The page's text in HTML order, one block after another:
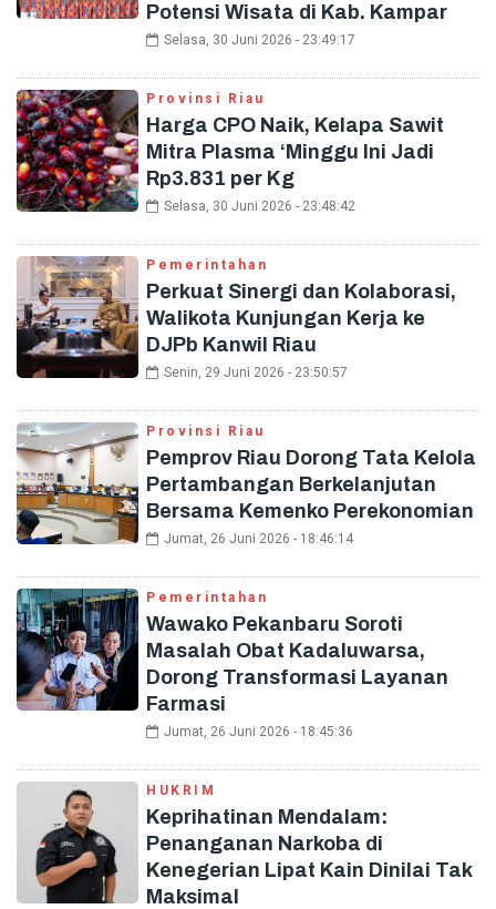
Potensi Wisata di Kab. Kampar
Selasa, 30 Juni 2026 - 23:49:17
Provinsi Riau
Harga CPO Naik, Kelapa Sawit
Mitra Plasma ‘Minggu Ini Jadi
Rp3.831 per Kg
Selasa, 30 Juni 2026 - 23:48:42
Pemerintahan
Perkuat Sinergi dan Kolaborasi,
Walikota Kunjungan Kerja ke
DJPb Kanwil Riau
Senin, 29 Juni 2026 - 23:50:57
Provinsi Riau
Pemprov Riau Dorong Tata Kelola
Pertambangan Berkelanjutan
Bersama Kemenko Perekonomian
Jumat, 26 Juni 2026 - 18:46:14
Pemerintahan
Wawako Pekanbaru Soroti
Masalah Obat Kadaluwarsa,
Dorong Transformasi Layanan
Farmasi
Jumat, 26 Juni 2026 - 18:45:36
HUKRIM
Keprihatinan Mendalam:
Penanganan Narkoba di
Kenegerian Lipat Kain Dinilai Tak
Maksimal